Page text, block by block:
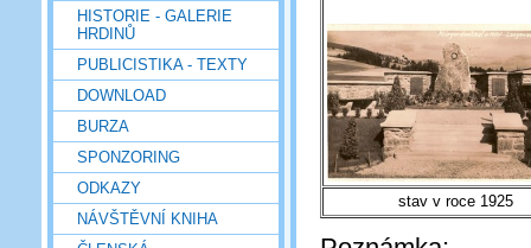
HISTORIE - GALERIE
HRDINŮ
PUBLICISTIKA - TEXTY
DOWNLOAD
BURZA
SPONZORING
ODKAZY
NÁVŠTĚVNÍ KNIHA
stav v roce 1925